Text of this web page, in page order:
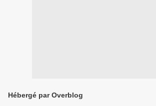
Hébergé par Overblog